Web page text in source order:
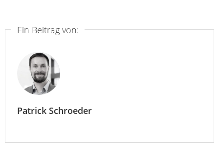
Ein Beitrag von:
Patrick Schroeder